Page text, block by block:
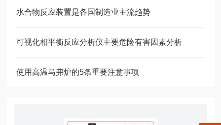
水合物反应装置是各国制造业主流趋势
可视化相平衡反应分析仪主要危险有害因素分析
使用高温马弗炉的5条重要注意事项